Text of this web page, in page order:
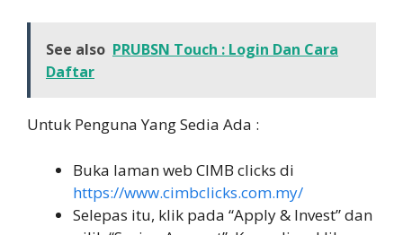
See also PRUBSN Touch : Login Dan Cara
Daftar
Untuk Penguna Yang Sedia Ada :
Buka laman web CIMB clicks di
https://www.cimbclicks.com.my/
Selepas itu, klik pada “Apply & Invest” dan